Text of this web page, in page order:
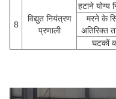
8
विद्युत नियंत्रण
प्रणाली
हटाने योग्य
मरने के
अतिरिक्त
घटकों